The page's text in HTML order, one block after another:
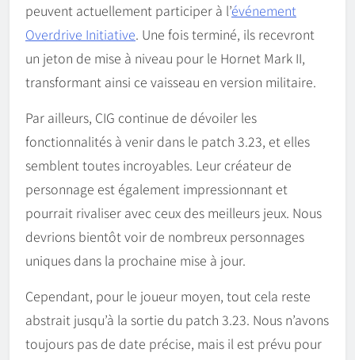
peuvent actuellement participer à l’événement
Overdrive Initiative. Une fois terminé, ils recevront
un jeton de mise à niveau pour le Hornet Mark II,
transformant ainsi ce vaisseau en version militaire.
Par ailleurs, CIG continue de dévoiler les
fonctionnalités à venir dans le patch 3.23, et elles
semblent toutes incroyables. Leur créateur de
personnage est également impressionnant et
pourrait rivaliser avec ceux des meilleurs jeux. Nous
devrions bientôt voir de nombreux personnages
uniques dans la prochaine mise à jour.
Cependant, pour le joueur moyen, tout cela reste
abstrait jusqu’à la sortie du patch 3.23. Nous n’avons
toujours pas de date précise, mais il est prévu pour